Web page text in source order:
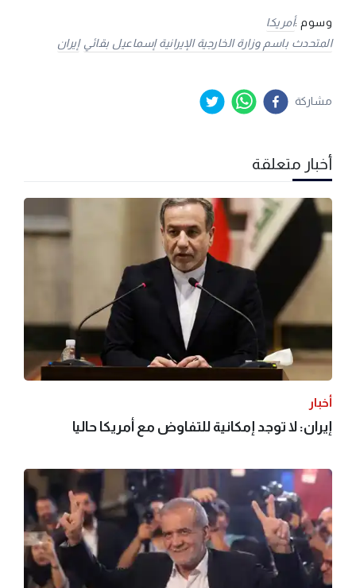
وسوم :أمريكا
المتحدث باسم وزارة الخارجية الإيرانية إسماعيل بقائي إيران
مشاركة
أخبار متعلقة
أخبار
إيران: لا توجد إمكانية للتفاوض مع أمريكا حاليا